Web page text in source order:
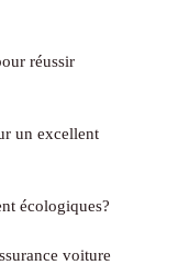
réussir
un excellent
écologiques?
voiture